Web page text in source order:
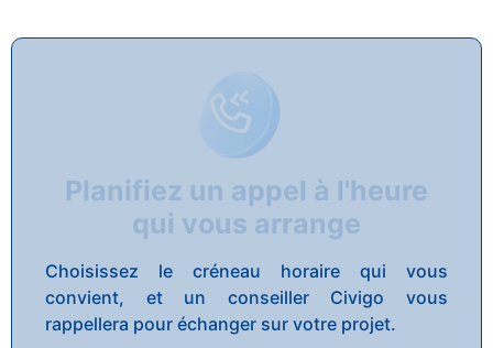
Planifiez un appel à l'heure
qui vous arrange
Choisissez le créneau horaire qui vous
convient, et un conseiller Civigo vous
rappellera pour échanger sur votre projet.